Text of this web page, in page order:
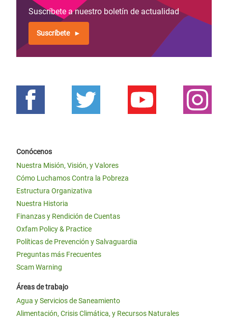
Suscríbete a nuestro boletín de actualidad
Suscríbete
Conócenos
Nuestra Misión, Visión, y Valores
Cómo Luchamos Contra la Pobreza
Estructura Organizativa
Nuestra Historia
Finanzas y Rendición de Cuentas
Oxfam Policy & Practice
Políticas de Prevención y Salvaguardia
Preguntas más Frecuentes
Scam Warning
Áreas de trabajo
Agua y Servicios de Saneamiento
Alimentación, Crisis Climática, y Recursos Naturales